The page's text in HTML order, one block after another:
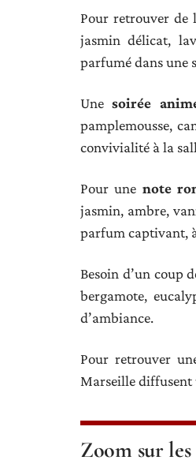
Pour retrouver
jasmin délicat,
parfumé dans une
Unesoirée
pamplemousse,
convivialité à la
Pour une note
jasmin, ambre,
parfum captivant,
Besoin d’un coup
bergamote,
d’ambiance.
Pour retrouver
Marseille diffusent
Zoom sur